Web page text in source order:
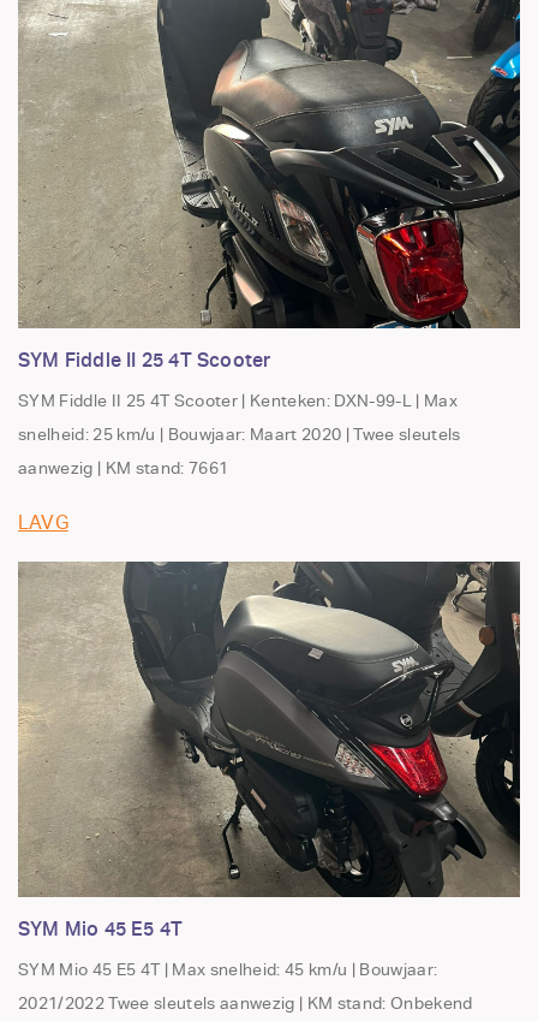
SYM Fiddle II 25 4T Scooter
SYM Fiddle II 25 4T Scooter | Kenteken: DXN-99-L | Max
snelheid: 25 km/u | Bouwjaar: Maart 2020 | Twee sleutels
aanwezig | KM stand: 7661
LAVG
SYM Mio 45 E5 4T
SYM Mio 45 E5 4T | Max snelheid: 45 km/u | Bouwjaar:
2021/2022 Twee sleutels aanwezig | KM stand: Onbekend